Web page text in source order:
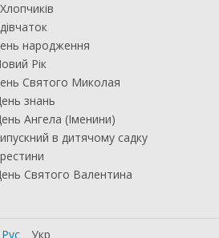
народження
Рік
Святого Миколая
знань
Ангела (Іменини)
в дитячому садку
Святого Валентина
Рус Укр